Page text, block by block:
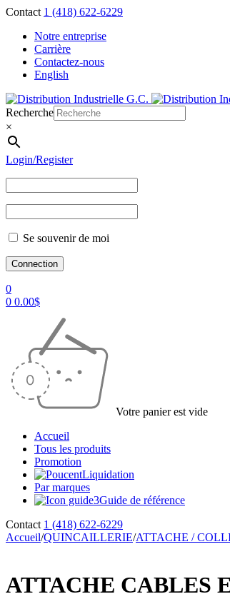
Contact 1 (418) 622-6229
Notre entreprise
Carrière
Contactez-nous
English
Recherche
×
Login/Register
Se souvenir de moi
0
0 0.00$
Votre panier est vide
Accueil
Tous les produits
Promotion
Liquidation
Par marques
Guide de référence
Contact 1 (418) 622-6229
Accueil/QUINCAILLERIE/ATTACHE /
ATTACHE CABLES